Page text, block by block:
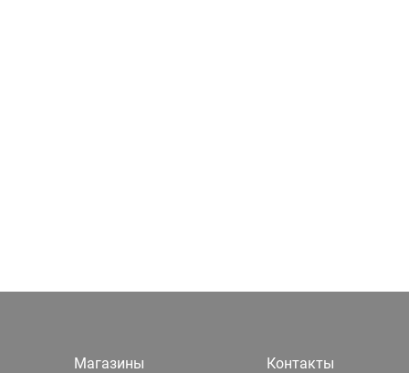
Магазины
Контакты